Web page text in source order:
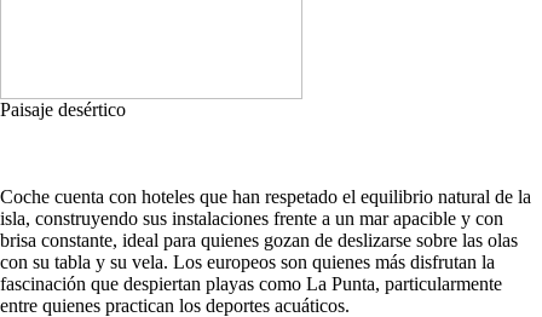
Paisaje desértico
Coche cuenta con hoteles que han respetado el equilibrio natural de la
isla, construyendo sus instalaciones frente a un mar apacible y con
brisa constante, ideal para quienes gozan de deslizarse sobre las olas
con su tabla y su vela. Los europeos son quienes más disfrutan la
fascinación que despiertan playas como La Punta, particularmente
entre quienes practican los deportes acuáticos.